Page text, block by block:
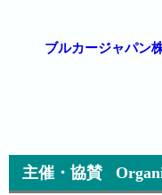
ブルカージャパン
主催・協賛